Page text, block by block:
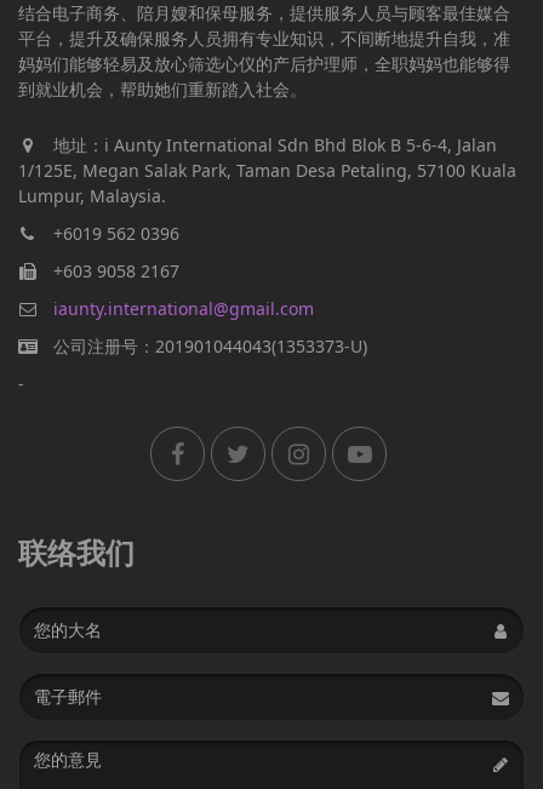
结合电子商务、陪月嫂和保母服务，提供服务人员与顾客最佳媒合
平台，提升及确保服务人员拥有专业知识，不间断地提升自我，准
妈妈们能够轻易及放心筛选心仪的产后护理师，全职妈妈也能够得
到就业机会，帮助她们重新踏入社会。
地址：i Aunty International Sdn Bhd Blok B 5-6-4, Jalan
1/125E, Megan Salak Park, Taman Desa Petaling, 57100 Kuala
Lumpur, Malaysia.
+6019 562 0396
+603 9058 2167
iaunty.international@gmail.com
公司注册号：201901044043(1353373-U)
-
联络我们
Name
Email
address
Message